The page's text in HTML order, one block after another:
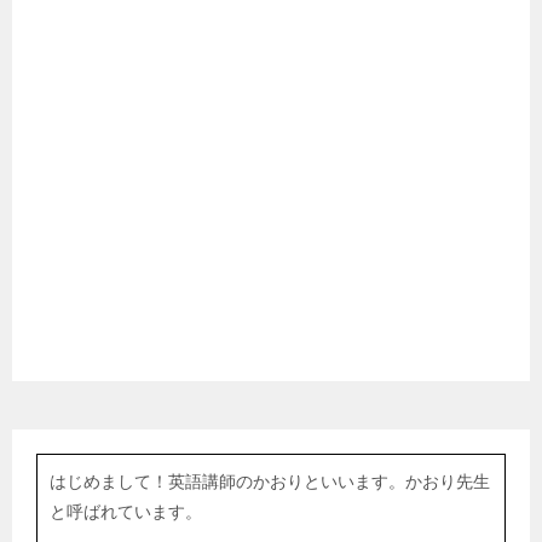
はじめまして！英語講師のかおりといいます。かおり先生
と呼ばれています。